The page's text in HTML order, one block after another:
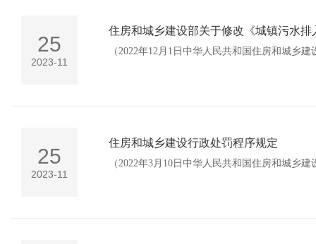
25
2023-11
住房和城乡建设部关于修改《城镇污水
（2022年12月1日中华人民共和国住房和城乡
25
2023-11
住房和城乡建设行政处罚程序规定
（2022年3月10日中华人民共和国住房和城乡